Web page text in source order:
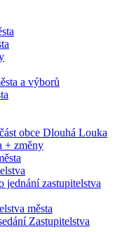
a výborů
obce Dlouhá Louka
+ změny
jednání zastupitelstva
města
Zastupitelstva